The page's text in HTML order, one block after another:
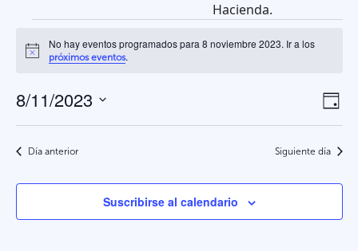
Hacienda.
Eventos
en
8
noviembre
2023
Aviso
No hay eventos programados para 8 noviembre 2023. Ir a los
próximos eventos.
de
Día
8/11/2023
fecha.
Día anterior Siguiente día
Suscribirse al calendario